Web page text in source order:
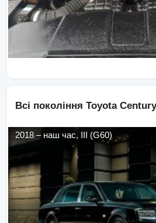
Всі покоління Toyota Century
2018 – наш час, III (G60)